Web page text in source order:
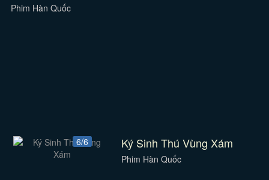
Phim Hàn Quốc
6/6 Ký Sinh Thú Vùng Xám
Phim Hàn Quốc